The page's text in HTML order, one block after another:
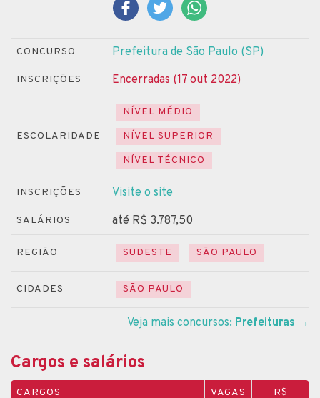
CONCURSO Prefeitura de São Paulo (SP)
INSCRIÇÕES Encerradas (17 out 2022)
ESCOLARIDADE
NÍVEL MÉDIO
NÍVEL SUPERIOR
NÍVEL TÉCNICO
INSCRIÇÕES Visite o site
SALÁRIOS até R$ 3.787,50
REGIÃO SUDESTE SÃO PAULO
CIDADES SÃO PAULO
Veja mais concursos: Prefeituras →
Cargos e salários
CARGOS VAGAS R$